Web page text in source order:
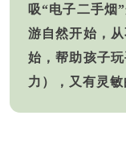
吸“电子二手烟
游自然开始，
始，帮助孩子
力），又有灵敏